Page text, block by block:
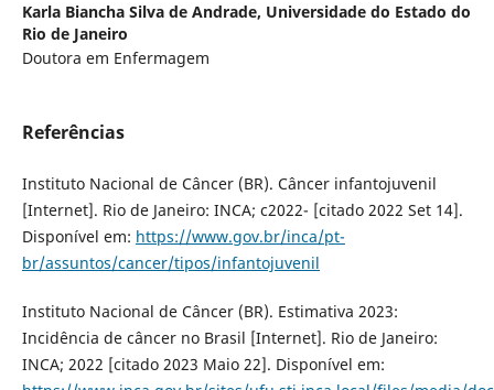
Karla Biancha Silva de Andrade, Universidade do Estado do
Rio de Janeiro
Doutora em Enfermagem
Referências
Instituto Nacional de Câncer (BR). Câncer infantojuvenil
[Internet]. Rio de Janeiro: INCA; c2022- [citado 2022 Set 14].
Disponível em: https://www.gov.br/inca/pt-
br/assuntos/cancer/tipos/infantojuvenil
Instituto Nacional de Câncer (BR). Estimativa 2023:
Incidência de câncer no Brasil [Internet]. Rio de Janeiro:
INCA; 2022 [citado 2023 Maio 22]. Disponível em: